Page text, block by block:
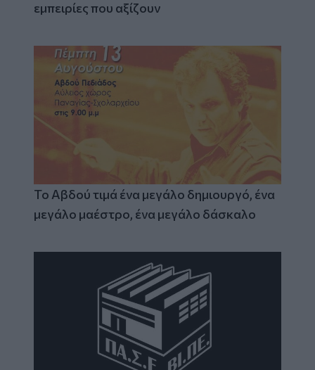
εμπειρίες που αξίζουν
Το Αβδού τιμά ένα μεγάλο δημιουργό, ένα
μεγάλο μαέστρο, ένα μεγάλο δάσκαλο